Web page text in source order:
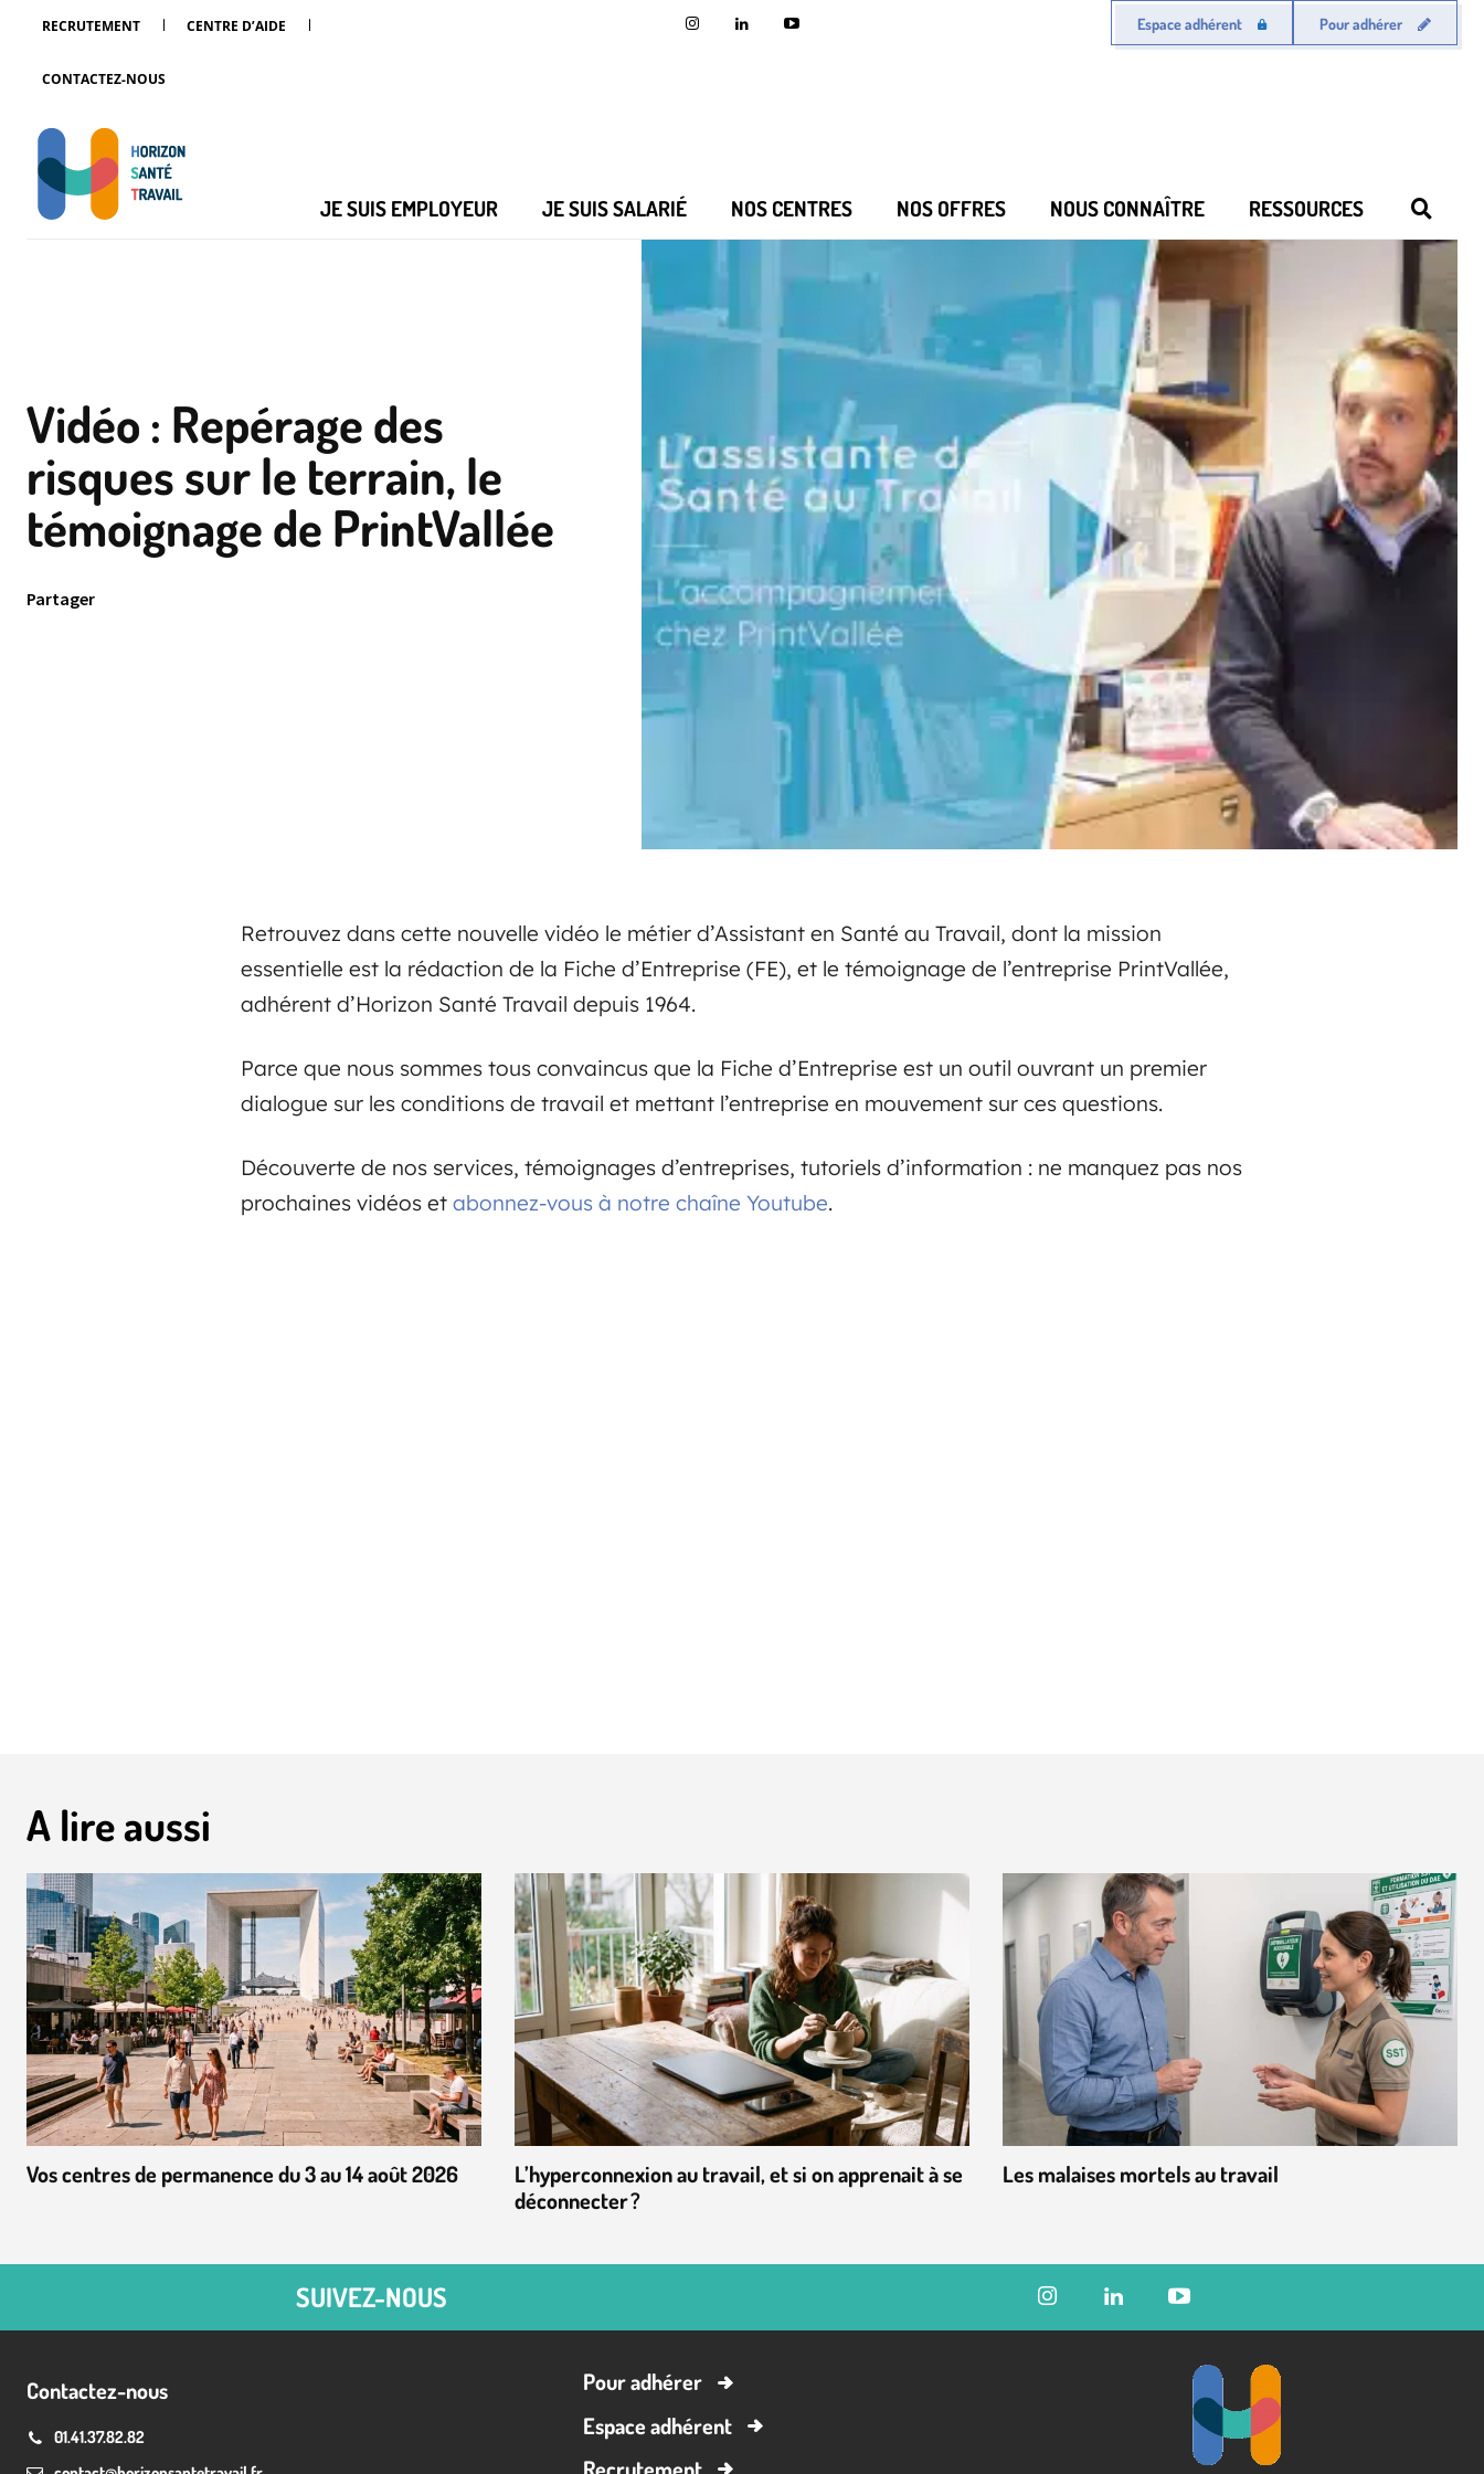
RECRUTEMENT CENTRE D’AIDE
CONTACTEZ-NOUS
Espace adhérent Pour adhérer
JE SUIS EMPLOYEUR JE SUIS SALARIÉ NOS CENTRES NOS OFFRES NOUS CONNAÎTRE RESSOURCES
Vidéo : Repérage des
risques sur le terrain, le
témoignage de PrintVallée
Partager
Retrouvez dans cette nouvelle vidéo le métier d’Assistant en Santé au Travail, dont la mission
essentielle est la rédaction de la Fiche d’Entreprise (FE), et le témoignage de l’entreprise PrintVallée,
adhérent d’Horizon Santé Travail depuis 1964.
Parce que nous sommes tous convaincus que la Fiche d’Entreprise est un outil ouvrant un premier
dialogue sur les conditions de travail et mettant l’entreprise en mouvement sur ces questions.
Découverte de nos services, témoignages d’entreprises, tutoriels d’information : ne manquez pas nos
prochaines vidéos etabonnez-vous à notre chaîne Youtube.
A lire aussi
Vos centres de permanence du 3 au 14 août 2026
L’hyperconnexion au travail, et si on apprenait à se
déconnecter ?
Les malaises mortels au travail
SUIVEZ-NOUS
Contactez-nous
01.41.37.82.82
Pour adhérer
Espace adhérent